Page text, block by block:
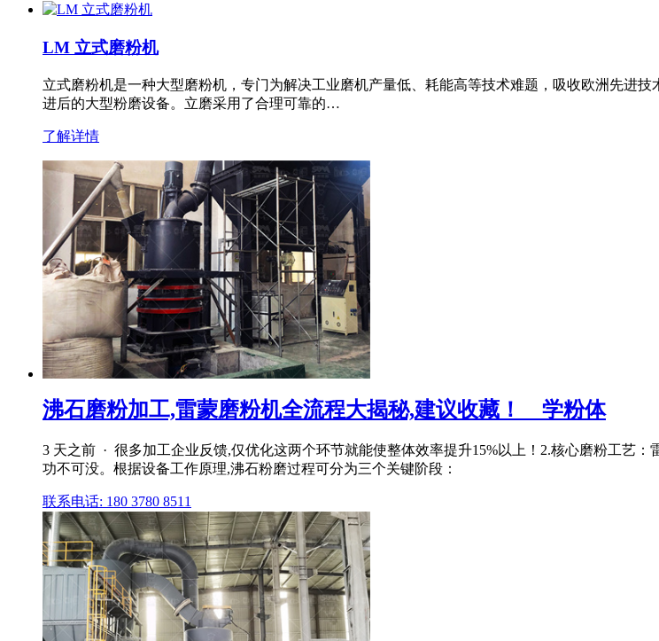
LM 立式磨粉机
立式磨粉机是一种大型磨粉机，专门为解决工业磨机产量低、耗能高等技术难题，吸收欧洲先进
进后的大型粉磨设备。立磨采用了合理可靠的…
了解详情
沸石磨粉加工,雷蒙磨粉机全流程大揭秘,建议收藏！ _ 学粉体
3 天之前 · 很多加工企业反馈,仅优化这两个环节就能使整体效率提升15%以上！2.核心磨粉工艺
功不可没。根据设备工作原理,沸石粉磨过程可分为三个关键阶段：
联系电话: 180 3780 8511